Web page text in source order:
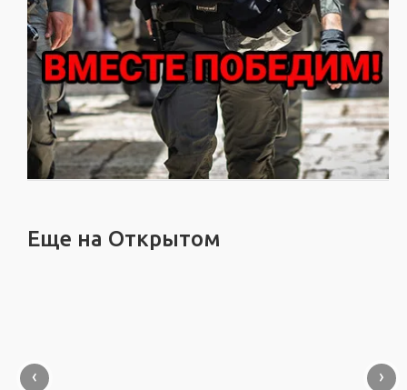
Еще на Открытом
‹ ›